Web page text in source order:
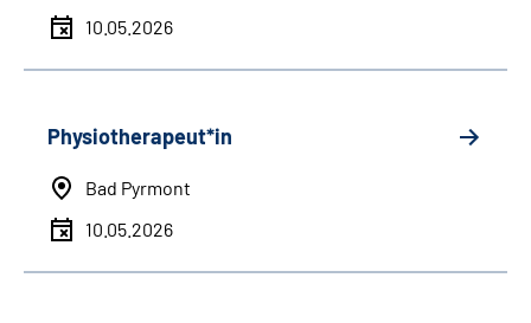
10.05.2026
Physiotherapeut*in
Bad Pyrmont
10.05.2026